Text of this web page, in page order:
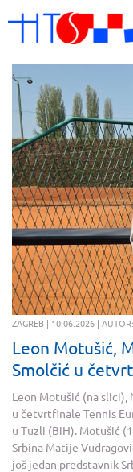
ZAGREB | 10.06.2026 |
Leon Motušić,
Smolčić u
Leon Motušić (na slici),
u četvrtfinale Tennis
u Tuzli (BiH). Motušić
Srbina Matije
još jedan predstavnik